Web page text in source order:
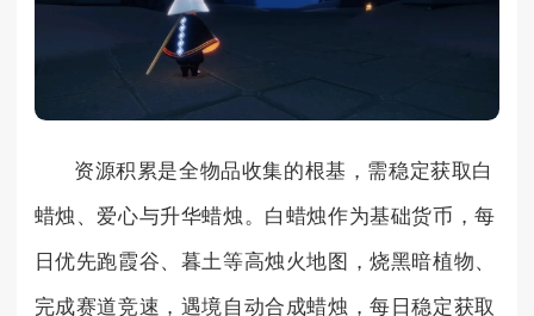
资源积累是全物品收集的根基，需稳定获取白
蜡烛、爱心与升华蜡烛。白蜡烛作为基础货币，每
日优先跑霞谷、暮土等高烛火地图，烧黑暗植物、
完成赛道竞速，遇境自动合成蜡烛，每日稳定获取